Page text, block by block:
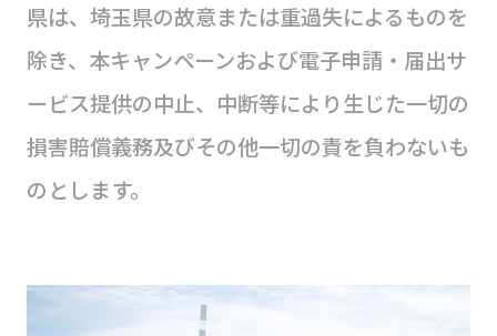
県は、埼玉県の故意または重過失によるものを
除き、本キャンペーンおよび電子申請・届出サ
ービス提供の中止、中断等により生じた一切の
損害賠償義務及びその他一切の責を負わないも
のとします。